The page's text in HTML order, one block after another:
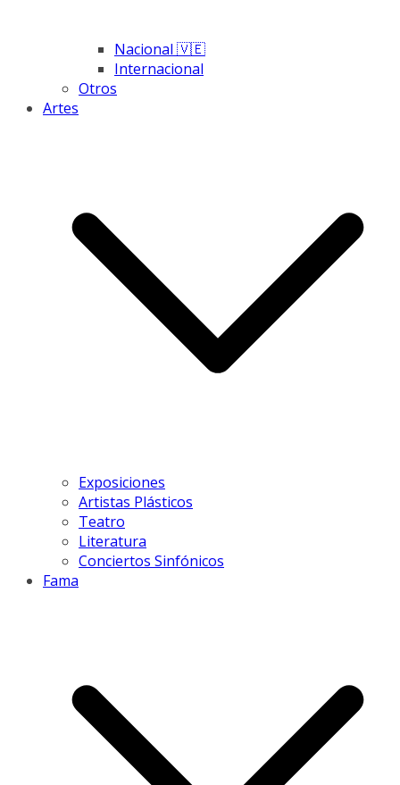
Nacional 🇻🇪
Internacional
Otros
Artes
Exposiciones
Artistas Plásticos
Teatro
Literatura
Conciertos Sinfónicos
Fama